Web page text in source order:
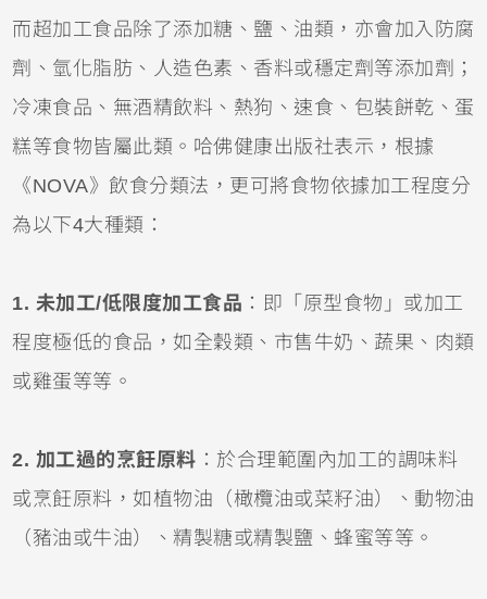
而超加工食品除了添加糖、鹽、油類，亦會加入防腐
劑、氫化脂肪、人造色素、香料或穩定劑等添加劑；
冷凍食品、無酒精飲料、熱狗、速食、包裝餅乾、蛋
糕等食物皆屬此類。哈佛健康出版社表示，根據
《NOVA》飲食分類法，更可將食物依據加工程度分
為以下4大種類：
1. 未加工/低限度加工食品 ：即「原型食物」或加工
程度極低的食品，如全穀類、市售牛奶、蔬果、肉類
或雞蛋等等。
2. 加工過的烹飪原料 ：於合理範圍內加工的調味料
或烹飪原料，如植物油（橄欖油或菜籽油）、動物油
（豬油或牛油）、精製糖或精製鹽、蜂蜜等等。